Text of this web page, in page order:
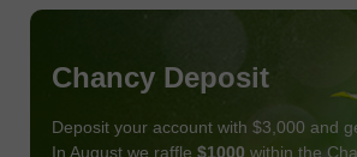
Chancy Deposit
Deposit your account with $3,000 and
In August we raffle $1000 within the